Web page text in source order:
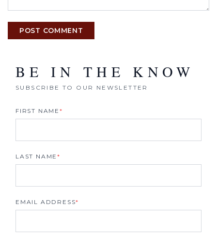
POST COMMENT
BE IN THE KNOW
SUBSCRIBE TO OUR NEWSLETTER
FIRST NAME*
LAST NAME*
EMAIL ADDRESS*